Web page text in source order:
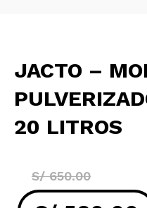
JACTO –
20 LITROS
S/650.00